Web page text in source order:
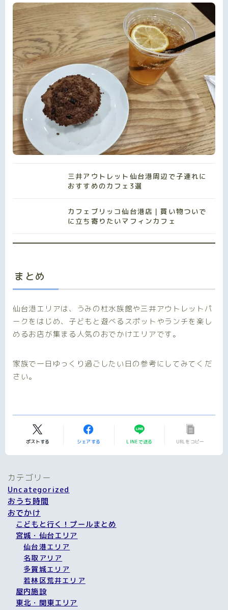
三井アウトレット仙台港周辺で子連れに
おすすめのカフェ3選
カフェブリッコ仙台港店｜買い物ついで
に立ち寄りたいマフィンカフェ
まとめ
仙台港エリアは、うみの杜水族館や三井アウトレットパ
ークをはじめ、子どもと遊べるスポットやランチを楽し
めるお店が集まる人気のおでかけエリアです。
家族で一日ゆっくり過ごしたい日の参考にしてみてくだ
さい。
ポストする シェアする LINEで送る URLをコピー
カテゴリー
Uncategorized
おうち時間
おでかけ
こどもと行く！プールまとめ
宮城・仙台エリア
仙台港エリア
名取アリア
多賀城エリア
若林区荒井エリア
屋内施設
東北・関東エリア